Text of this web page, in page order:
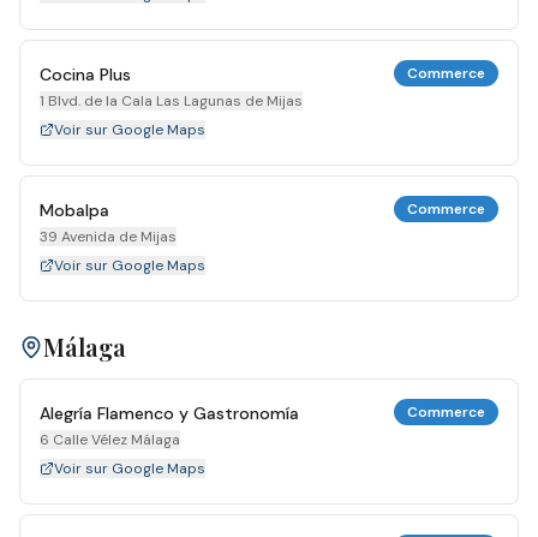
Cocina Plus
1 Blvd. de la Cala Las Lagunas de Mijas
Commerce
Voir sur Google Maps
Mobalpa
39 Avenida de Mijas
Commerce
Voir sur Google Maps
Málaga
Alegría Flamenco y Gastronomía
6 Calle Vélez Málaga
Commerce
Voir sur Google Maps